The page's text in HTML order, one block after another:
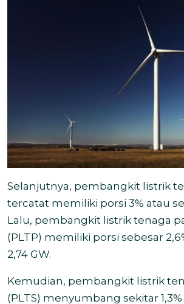
Selanjutnya, pembangkit listrik
tercatat memiliki porsi 3% atau
Lalu, pembangkit listrik tenaga
(PLTP) memiliki porsi sebesar
2,74 GW.
Kemudian, pembangkit listrik
(PLTS) menyumbang sekitar 1,3%